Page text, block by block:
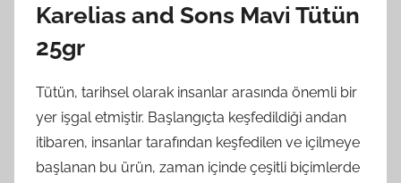
Karelias and Sons Mavi Tütün
25gr
Tütün, tarihsel olarak insanlar arasında önemli bir
yer işgal etmiştir. Başlangıçta keşfedildiği andan
itibaren, insanlar tarafından keşfedilen ve içilmeye
başlanan bu ürün, zaman içinde çeşitli biçimlerde